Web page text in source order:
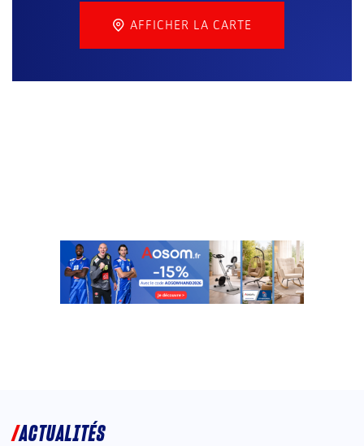
AFFICHER LA CARTE
ACTUALITÉS